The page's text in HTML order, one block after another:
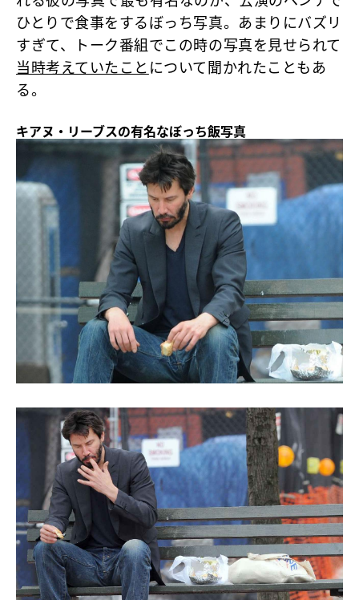
ひとりで食事をするぼっち写真。あまりにバズリ
すぎて、トーク番組でこの時の写真を見せられて
当時考えていたことについて聞かれたこともあ
る。
キアヌ・リーブスの有名なぼっち飯写真